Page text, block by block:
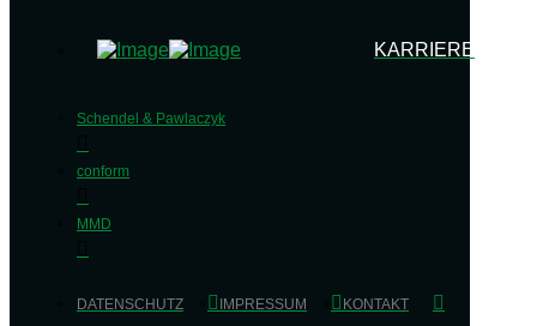
KARRIERE
Schendel & Pawlaczyk
conform
MMD
DATENSCHUTZ IMPRESSUM KONTAKT